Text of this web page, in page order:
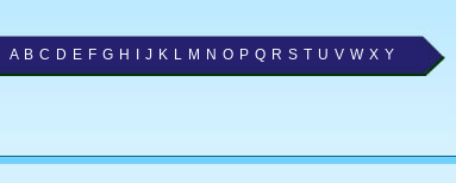
A B C D E F G H J K L M N O P Q R S T U V W X Y